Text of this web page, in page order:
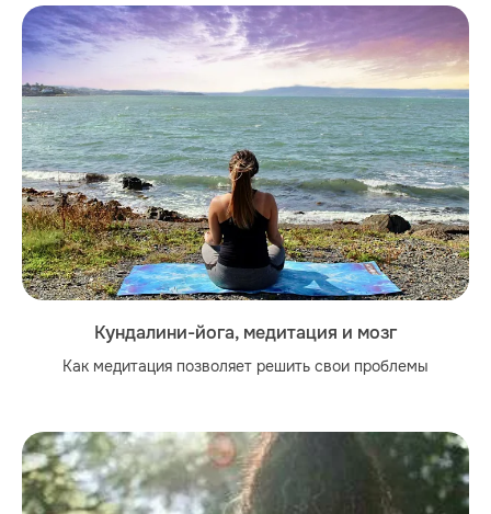
Кундалини-йога, медитация и мозг
Как медитация позволяет решить свои проблемы